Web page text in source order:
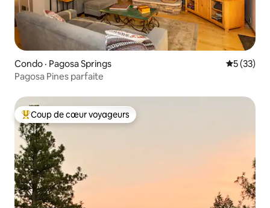
Condo · Pagosa Springs Note
5 (33)
Pagosa Pines parfaite
Coup de cœur voyageurs parmi les plus aimés
Coup de cœur voyageurs